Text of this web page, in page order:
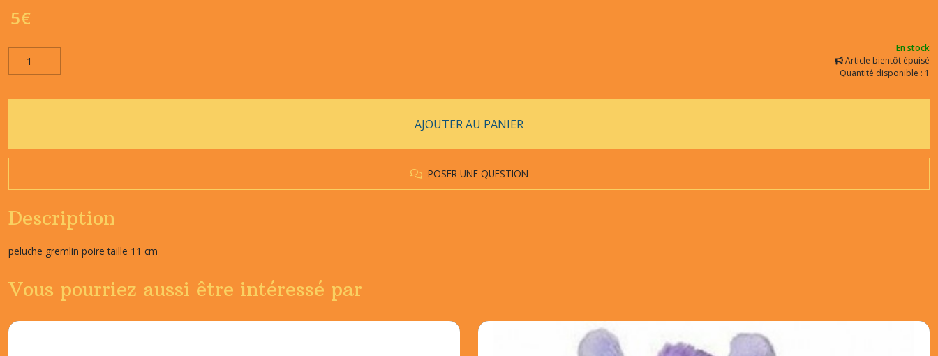
5€
En stock
Article bientôt épuisé
Quantité disponible : 1
AJOUTER AU PANIER
POSER UNE QUESTION
Description
peluche gremlin poire taille 11 cm
Vous pourriez aussi être intéressé par